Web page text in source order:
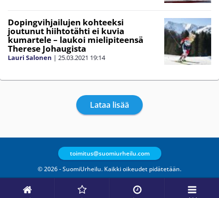
Dopingvihjailujen kohteeksi
joutunut hiihtotähti ei kuvia
kumartele – laukoi mielipiteensä
Therese Johaugista
Lauri Salonen | 25.03.2021 19:14
Lataa lisää
© 2026 - SuomiUrheilu. Kaikki oikeudet pidätetään.
toimitus@suomiurheilu.com